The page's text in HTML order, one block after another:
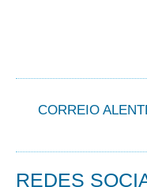
CORREIO
REDES